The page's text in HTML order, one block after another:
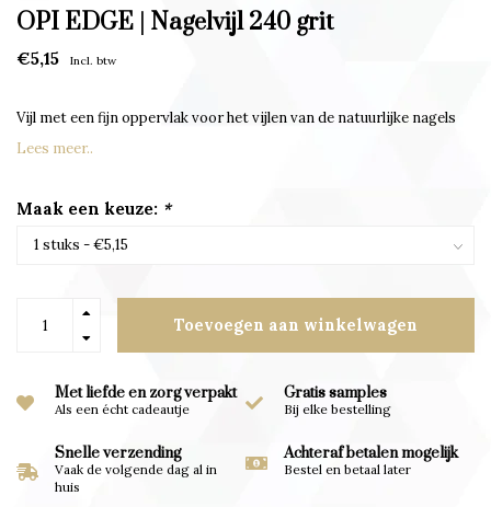
OPI EDGE | Nagelvijl 240 grit
€5,15 Incl. btw
Vijl met een fijn oppervlak voor het vijlen van de natuurlijke nagels
Lees meer..
Maak een keuze: *
Toevoegen aan winkelwagen
Met liefde en zorg verpakt
Als een écht cadeautje
Gratis samples
Bij elke bestelling
Snelle verzending
Vaak de volgende dag al in
huis
Achteraf betalen mogelijk
Bestel en betaal later